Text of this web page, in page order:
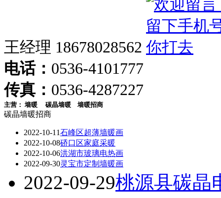
王经理 18678028562
电话： 0536-4101777
传真： 0536-4287227
主营： 墙暖 碳晶墙暖 墙暖招商
碳晶墙暖招商
2022-10-11石峰区超薄墙暖画
2022-10-08硚口区家庭采暖
2022-10-06洪湖市玻璃电热画
2022-09-30灵宝市定制墙暖画
2022-09-29桃源县碳晶